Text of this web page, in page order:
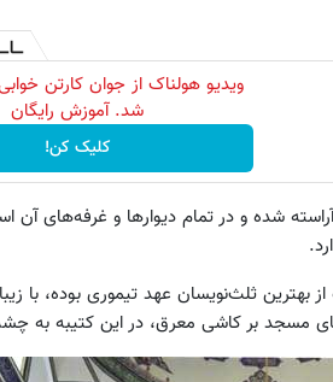
ویدیو هولناک از جوان کارتن
شد. آموزش رایگان
کلیک کن!
شده و در تمام دیوارها و غرفه‌‌های آن
بهترین ثلث‌نویسان عهد تیموری بوده، با
مسجد بر کاشی معرق، در این کتیبه به